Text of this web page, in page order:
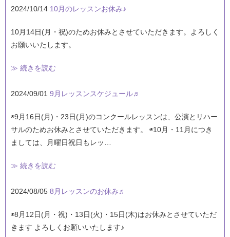
2024/10/14 10月のレッスンお休み♪
10月14日(月・祝)のためお休みとさせていただきます。よろしく
お願いいたします。
≫ 続きを読む
2024/09/01 9月レッスンスケジュール♬
◉9月16日(月)・23日(月)のコンクールレッスンは、公演とリハー
サルのためお休みとさせていただきます。 ◉10月・11月につき
ましては、月曜日祝日もレッ…
≫ 続きを読む
2024/08/05 8月レッスンのお休み♬
◉8月12日(月・祝)・13日(火)・15日(木)はお休みとさせていただ
きます よろしくお願いいたします♪